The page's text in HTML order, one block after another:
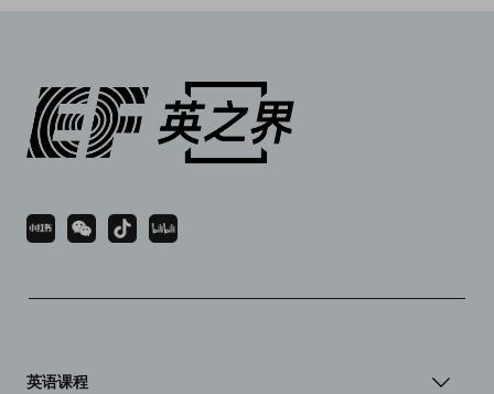
英语课程